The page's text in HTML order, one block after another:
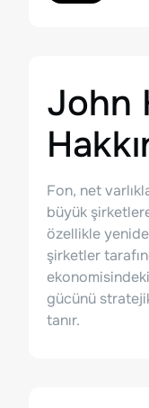
John
Fon, net
büyük
özellikle
şirketler
gücünü
tanır.